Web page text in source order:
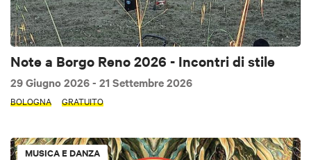
Note a Borgo Reno 2026 - Incontri di stile
29 Giugno 2026- 21 Settembre 2026
BOLOGNA GRATUITO
MUSICA E DANZA